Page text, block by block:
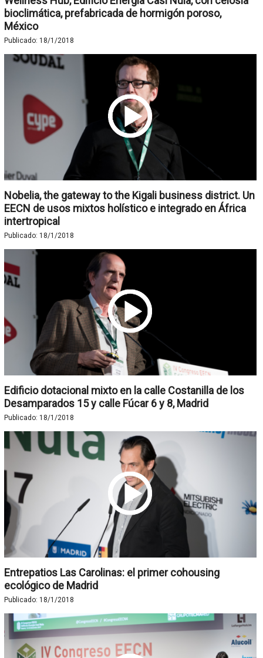
bioclimática, prefabricada de hormigón poroso,
México
Publicado: 18/1/2018
Nobelia, the gateway to the Kigali business district. Un
EECN de usos mixtos holístico e integrado en África
intertropical
Publicado: 18/1/2018
Edificio dotacional mixto en la calle Costanilla de los
Desamparados 15 y calle Fúcar 6 y 8, Madrid
Publicado: 18/1/2018
Entrepatios Las Carolinas: el primer cohousing
ecológico de Madrid
Publicado: 18/1/2018